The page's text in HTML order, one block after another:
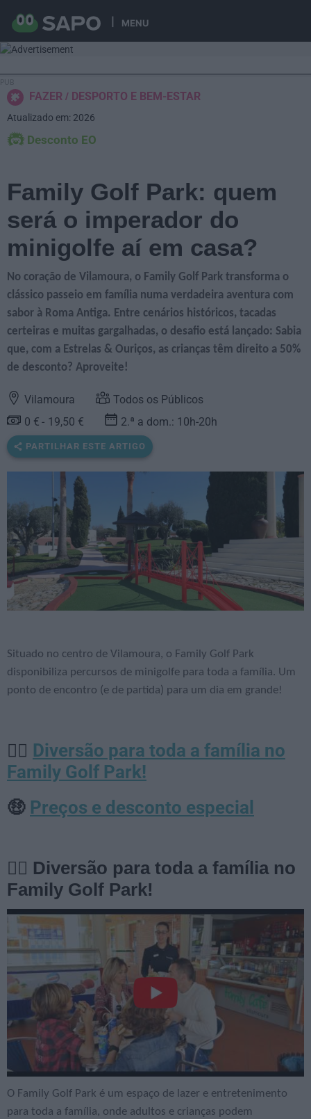
MENU
FAZER DESPORTO E BEM-ESTAR
Desconto EO
Family Golf Park: quem
será o imperador do
minigolfe aí em casa?
No coração de Vilamoura, o Family Golf Park transforma o
clássico passeio em família numa verdadeira aventura com
sabor à Roma Antiga. Entre cenários históricos, tacadas
certeiras e muitas gargalhadas, o desafio está lançado: Sabia
que, com a Estrelas & Ouriços, as crianças têm direito a 50%
de desconto? Aproveite!
Vilamoura
Todos os Públicos
0 €
19,50 € 2.ª a dom.: 10h-20h
PARTILHAR ESTE ARTIGO
Situado no centro de Vilamoura, o Family Golf Park
disponibiliza percursos de minigolfe para toda a família. Um
ponto de encontro (e de partida) para um dia em grande!
🏌️‍♂️ Diversão para toda a família no
Family Golf Park!
🤑 Preços e desconto especial
🏌️‍♂️ Diversão para toda a família no
Family Golf Park!
O Family Golf Park é um espaço de lazer e entretenimento
para toda a família, onde adultos e crianças podem
Atualizado em: 2026